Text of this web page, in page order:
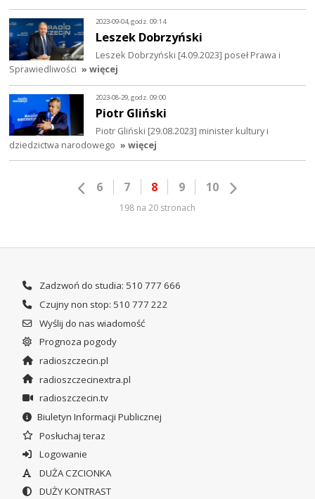
2023-09-04, godz. 09:14
Leszek Dobrzyński
Leszek Dobrzyński [4.09.2023] poseł Prawa i
Sprawiedliwości » więcej
2023-08-29, godz. 09:00
Piotr Gliński
Piotr Gliński [29.08.2023] minister kultury i
dziedzictwa narodowego » więcej
6 7 8 9 10
198 na 20 stronach
Zadzwoń do studia: 510 777 666
Czujny non stop: 510 777 222
Wyślij do nas wiadomość
Prognoza pogody
radioszczecin.pl
radioszczecinextra.pl
radioszczecin.tv
Biuletyn Informacji Publicznej
Posłuchaj teraz
Logowanie
DUŻA CZCIONKA
DUŻY KONTRAST